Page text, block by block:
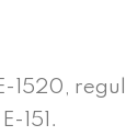
1520,
151.